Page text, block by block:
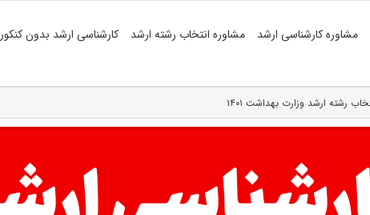
مشاوره کارشناسی ارشد مشاوره انتخاب رشته ارشد کارشناسی ارشد بدون کنکور